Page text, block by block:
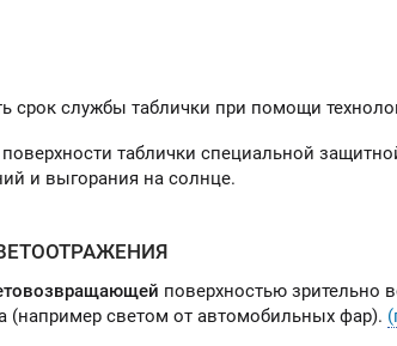
срок службы таблички при помощи
таблички специальной
и выгорания на солнце.
поверхностью
(например светом от автомобильных фар).